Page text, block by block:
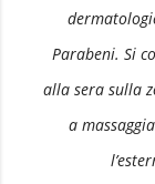
Parabeni. Si
alla sera sulla
a